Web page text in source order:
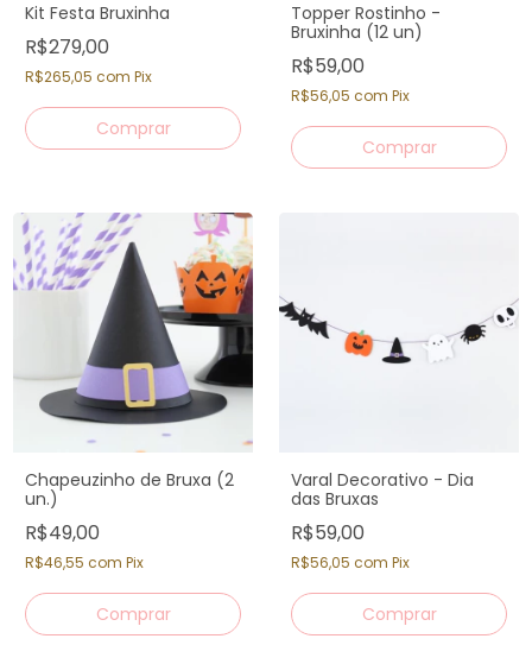
Kit Festa Bruxinha
R$279,00
R$265,05 com Pix
Topper Rostinho -
Bruxinha (12 un)
R$59,00
R$56,05 com Pix
Chapeuzinho de Bruxa (2
un.)
R$49,00
R$46,55 com Pix
Varal Decorativo - Dia
das Bruxas
R$59,00
R$56,05 com Pix